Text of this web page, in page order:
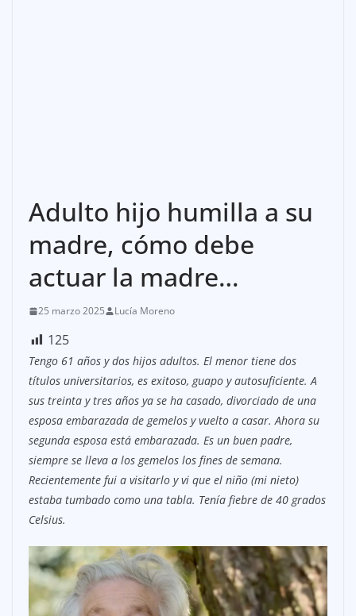
Adulto hijo humilla a su
madre, cómo debe
actuar la madre…
25 marzo 2025 Lucía Moreno
125
Tengo 61 años y dos hijos adultos. El menor tiene dos
títulos universitarios, es exitoso, guapo y autosuficiente. A
sus treinta y tres años ya se ha casado, divorciado de una
esposa embarazada de gemelos y vuelto a casar. Ahora su
segunda esposa está embarazada. Es un buen padre,
siempre se lleva a los gemelos los fines de semana.
Recientemente fui a visitarlo y vi que el niño (mi nieto)
estaba tumbado como una tabla. Tenía fiebre de 40 grados
Celsius.